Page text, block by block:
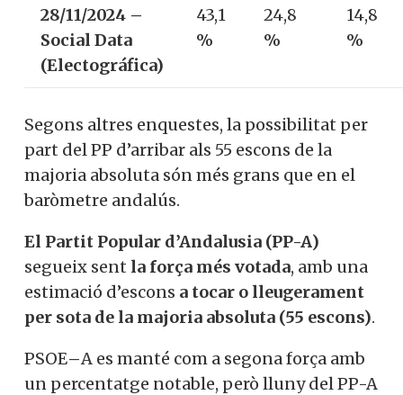
28/11/2024 –
Social Data
(Electográfica)
43,1
%
24,8
%
14,8
%
Segons altres enquestes, la possibilitat per
part del PP d’arribar als 55 escons de la
majoria absoluta són més grans que en el
baròmetre andalús.
El Partit Popular d’Andalusia (PP-A)
segueix sent la força més votada, amb una
estimació d’escons a tocar o lleugerament
per sota de la majoria absoluta (55 escons).
PSOE–A es manté com a segona força amb
un percentatge notable, però lluny del PP-A